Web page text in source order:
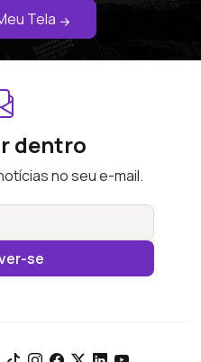
Tela
dentro
no seu e-mail.
se